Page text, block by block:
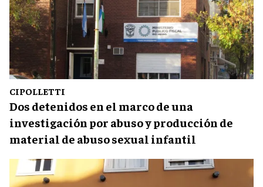
CIPOLLETTI
Dos detenidos en el marco de una
investigación por abuso y producción de
material de abuso sexual infantil